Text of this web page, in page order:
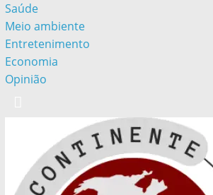
Saúde
Meio ambiente
Entretenimento
Economia
Opinião